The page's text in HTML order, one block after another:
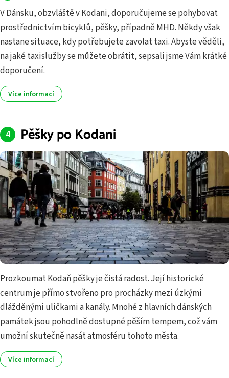
V Dánsku, obzvláště v Kodani, doporučujeme se pohybovat
prostřednictvím bicyklů, pěšky, případně MHD. Někdy však
nastane situace, kdy potřebujete zavolat taxi. Abyste věděli,
na jaké taxislužby se můžete obrátit, sepsali jsme Vám krátké
doporučení.
Více informací
Pěšky po Kodani
Prozkoumat Kodaň pěšky je čistá radost. Její historické
centrum je přímo stvořeno pro procházky mezi úzkými
dlážděnými uličkami a kanály. Mnohé z hlavních dánských
památek jsou pohodlně dostupné pěším tempem, což vám
umožní skutečně nasát atmosféru tohoto města.
Více informací